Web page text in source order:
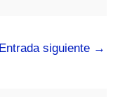
Entrada siguiente →